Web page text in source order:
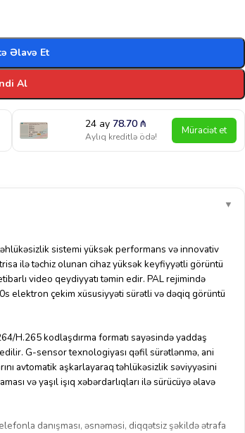
Əlavə Et
Al
24 ay78.70₼
Aylıq kreditlə ödə! Müraciət et
▼
sistemi yüksək performans və innovativ
ilə təchiz olunan cihaz yüksək keyfiyyətli görüntü
video qeydiyyatı təmin edir. PAL rejimində
elektron çekim xüsusiyyəti sürətli və dəqiq görüntü
H.265 kodlaşdırma formatı sayəsində yaddaş
G-sensor texnologiyası qəfil sürətlənmə, ani
avtomatik aşkarlayaraq təhlükəsizlik səviyyəsini
və yaşıl işıq xəbərdarlıqları ilə sürücüyə əlavə
danışması, əsnəməsi, diqqətsiz şəkildə ətrafa